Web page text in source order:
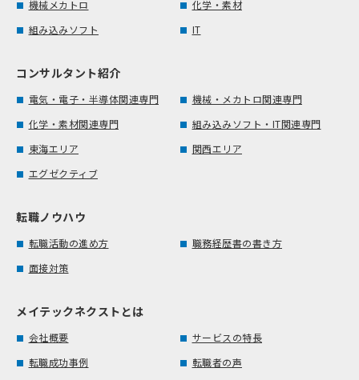
機械メカトロ
化学・素材
組み込みソフト
IT
コンサルタント紹介
電気・電子・半導体関連専門
機械・メカトロ関連専門
化学・素材関連専門
組み込みソフト・IT関連専門
東海エリア
関西エリア
エグゼクティブ
転職ノウハウ
転職活動の進め方
職務経歴書の書き方
面接対策
メイテックネクストとは
会社概要
サービスの特長
転職成功事例
転職者の声